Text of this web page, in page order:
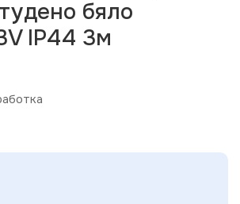
бяло
IP44 3м